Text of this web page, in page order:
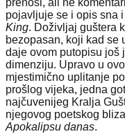
prenosi, ali ne
pojavljuje se i opis sna
King. Doživljaj guštera
bezopasan, koji kad se
daje ovom putopisu još
dimenziju. Upravo u
mjestimično uplitanje
prošlog vijeka, jedna
najčuvenijeg Kralja
njegovog poetskog
Apokalipsu danas.